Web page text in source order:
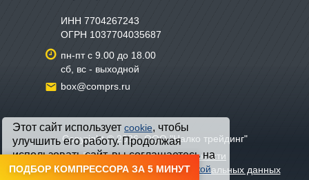
ИНН 7704267243
ОГРН 1037704035687
пн-пт с 9.00 до 18.00
сб, вс - выходной
box@comprs.ru
Copyright © 2026, ООО "Налко трейдинг"
Политика конфиденциальности
Политика хранения и обработки персональных данных
Этот сайт использует cookie, чтобы
улучшить его работу. Продолжая
использовать сайт, вы соглашаетесь на
обработку файлов cookie и сПолитикой
ПОДБОР КОМПРЕССОРА ЗА 5 МИНУТ